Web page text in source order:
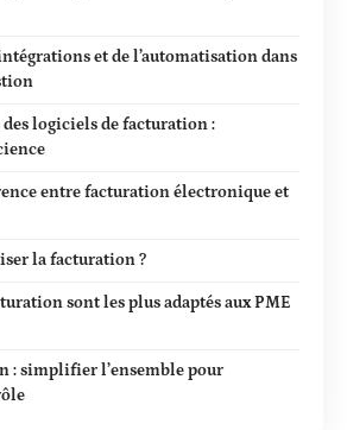
et de l’automatisation dans
des logiciels de facturation :
entre facturation électronique et
la facturation ?
sont les plus adaptés aux PME
: simplifier l’ensemble pour